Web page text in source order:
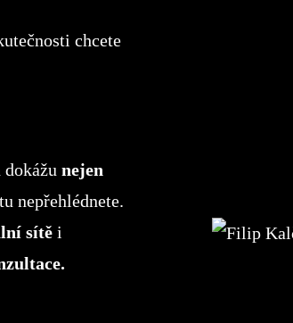
chcete
nejen
nepřehlédnete.
sítěi